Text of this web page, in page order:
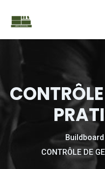
Buildboard
CONTRÔLE DE